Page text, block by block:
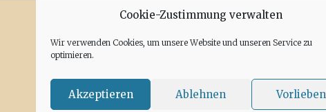
Cookie-Zustimmung verwalten
Wir verwenden Cookies, um unsere Website und unseren Service zu
optimieren.
Akzeptieren Ablehnen Vorlieben